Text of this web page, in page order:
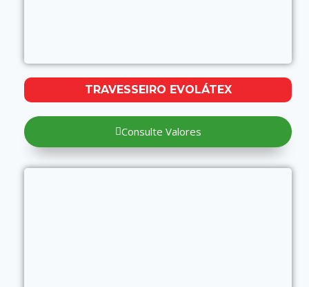
TRAVESSEIRO EVOLÁTEX
Consulte Valores